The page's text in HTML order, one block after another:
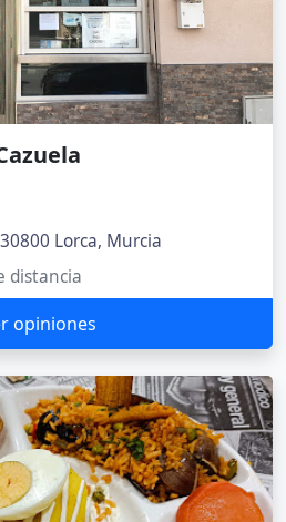
Lorca, Murcia
distancia
opiniones